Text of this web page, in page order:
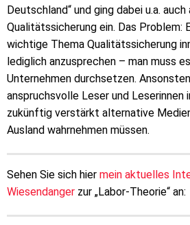
Deutschland“ und ging dabei u.a.
Qualitätssicherung ein. Das Problem:
wichtige Thema Qualitätssicherung
lediglich anzusprechen – man muss
Unternehmen durchsetzen.
anspruchsvolle Leser und Leserinnen
zukünftig verstärkt alternative
Ausland wahrnehmen müssen.
Sehen Sie sich hier mein aktuelles
Wiesendanger zur „Labor-Theorie“ an: